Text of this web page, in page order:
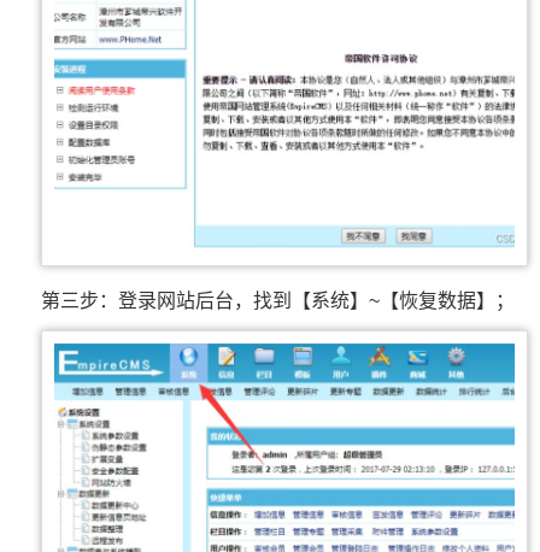
第三步：登录网站后台，找到【系统】~【恢复数据】；